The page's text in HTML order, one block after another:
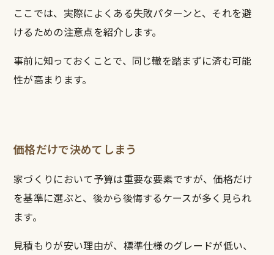
ここでは、実際によくある失敗パターンと、それを避
けるための注意点を紹介します。
事前に知っておくことで、同じ轍を踏まずに済む可能
性が高まります。
価格だけで決めてしまう
家づくりにおいて予算は重要な要素ですが、価格だけ
を基準に選ぶと、後から後悔するケースが多く見られ
ます。
見積もりが安い理由が、標準仕様のグレードが低い、